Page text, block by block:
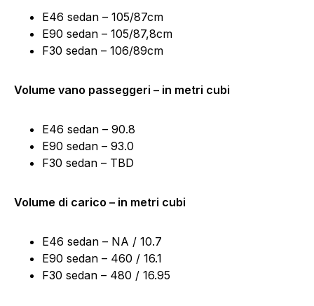
E46 sedan – 105/87cm
E90 sedan – 105/87,8cm
F30 sedan – 106/89cm
Volume vano passeggeri – in metri cubi
E46 sedan – 90.8
E90 sedan – 93.0
F30 sedan – TBD
Volume di carico – in metri cubi
E46 sedan – NA / 10.7
E90 sedan – 460 / 16.1
F30 sedan – 480 / 16.95